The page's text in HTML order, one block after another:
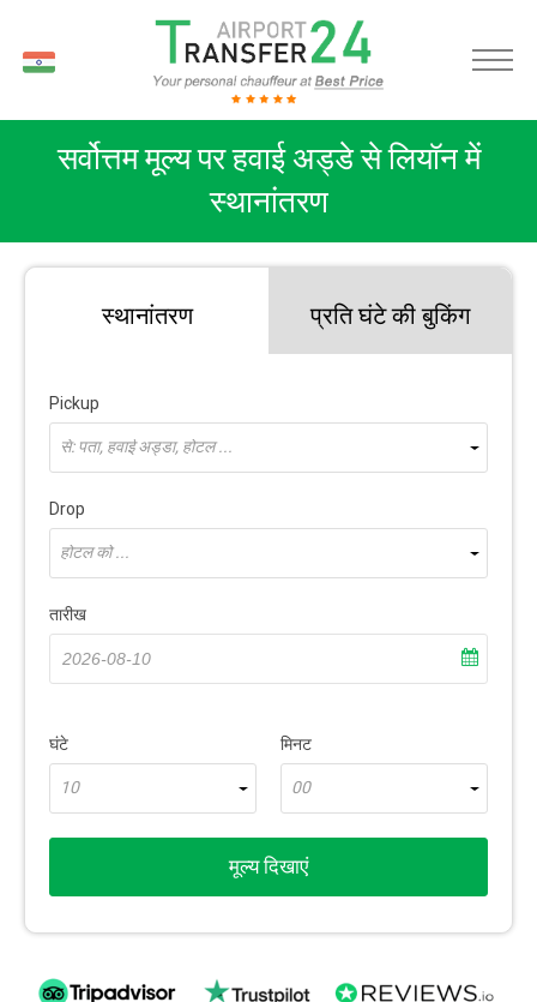
सर्वोत्तम मूल्य पर हवाई अड्डे से लियॉन में
स्थानांतरण
स्थानांतरण प्रति घंटे की बुकिंग
Pickup
से: पता, हवाई अड्डा, होटल ...
Drop
होटल को ...
तारीख
घंटे
10
मिनट
00
मूल्य दिखाएं